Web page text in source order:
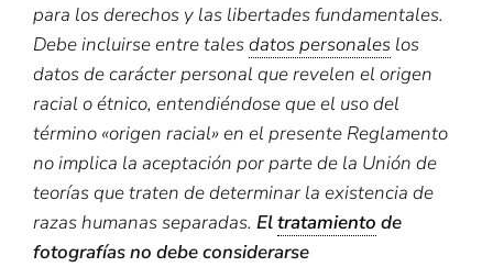
para los derechos y las libertades fundamentales.
Debe incluirse entre talesdatos personales los
datos de carácter personal que revelen el origen
racial o étnico, entendiéndose que el uso del
término «origen racial» en el presente Reglamento
no implica la aceptación por parte de la Unión de
teorías que traten de determinar la existencia de
razas humanas separadas. Eltratamiento de
fotografías no debe considerarse